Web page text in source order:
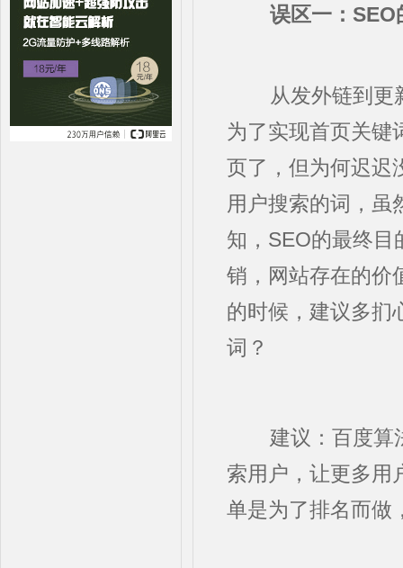
误区一：
从发外链到更新
为了实现首页关键
页了，但为何迟迟
用户搜索的词，虽
知，SEO的最终目
销，网站存在的价
的时候，建议多扪
词？
建议：百度算法
索用户，让更多用
单是为了排名而做